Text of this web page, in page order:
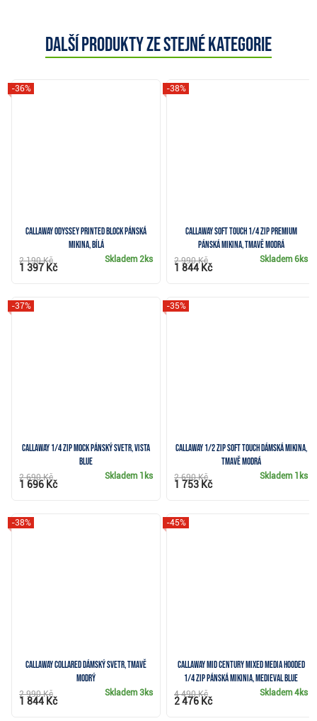
Další produkty ze stejné kategorie
Callaway Odyssey Printed Block pánská
mikina, bílá
-36%
Skladem 2ks
2 190 Kč
1 397 Kč
Callaway Soft Touch 1/4 Zip Premium
pánská mikina, tmavě modrá
-38%
Skladem6ks
2 990 Kč
1 844 Kč
Callaway 1/4 Zip Mock pánský svetr, vista
blue
-37%
Skladem 1ks
2 690 Kč
1 696 Kč
Callaway 1/2 Zip Soft Touch dámská mikina,
tmavě modrá
-35%
Skladem 1ks
2 690 Kč
1 753 Kč
Callaway Collared dámský svetr, tmavě
modrý
-38%
Skladem3ks
2 990 Kč
1 844 Kč
Callaway Mid Century Mixed Media Hooded
1/4 Zip pánská mikinia, medieval blue
-45%
Skladem4ks
4 490 Kč
2 476 Kč